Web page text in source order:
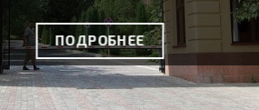
ПОДРОБНЕЕ